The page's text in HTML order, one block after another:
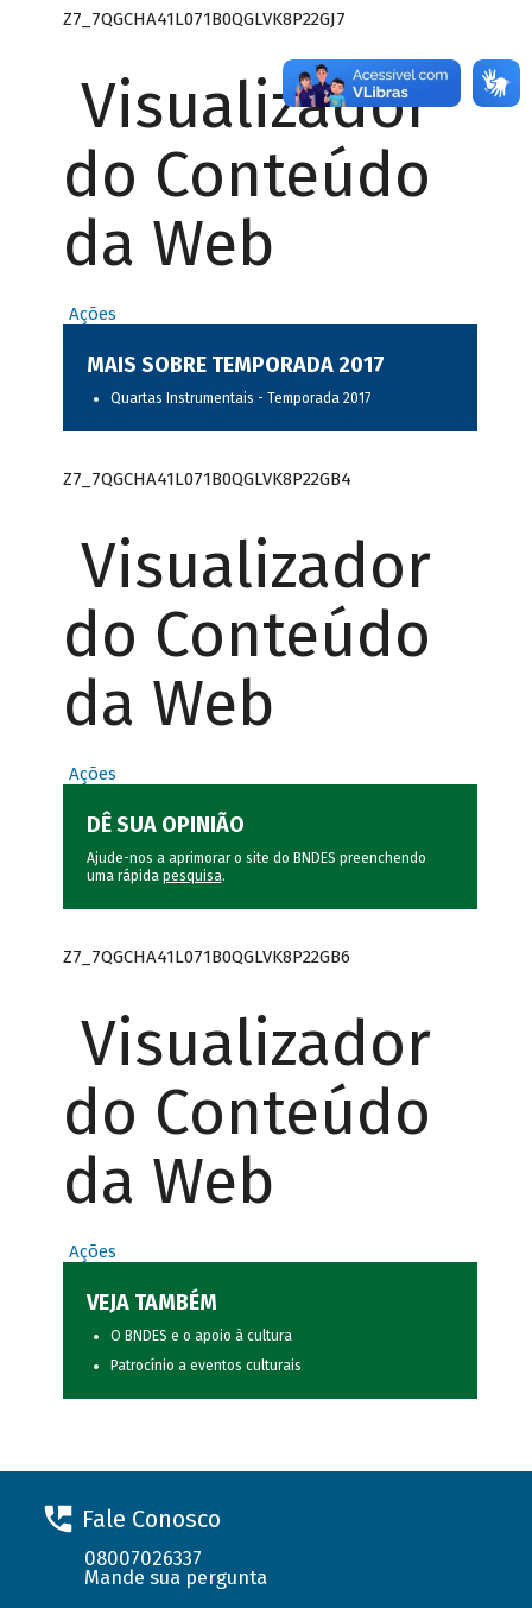
Z7_7QGCHA41L071B0QGLVK8P22GJ7
Visualizador
do Conteúdo
da Web
Ações
MAIS SOBRE TEMPORADA 2017
Quartas Instrumentais - Temporada 2017
Z7_7QGCHA41L071B0QGLVK8P22GB4
Visualizador
do Conteúdo
da Web
Ações
DÊ SUA OPINIÃO
Ajude-nos a aprimorar o site do BNDES preenchendo
uma rápida pesquisa.
Z7_7QGCHA41L071B0QGLVK8P22GB6
Visualizador
do Conteúdo
da Web
Ações
VEJA TAMBÉM
O BNDES e o apoio à cultura
Patrocínio a eventos culturais
Fale Conosco
08007026337
Mande sua pergunta